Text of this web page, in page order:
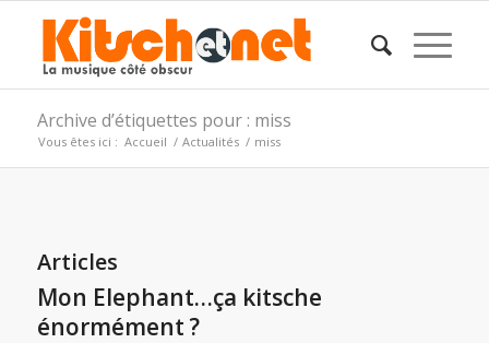
Archive d’étiquettes pour : miss
Vous êtes ici : Accueil / Actualités / miss
Articles
Mon Elephant…ça kitsche
énormément ?